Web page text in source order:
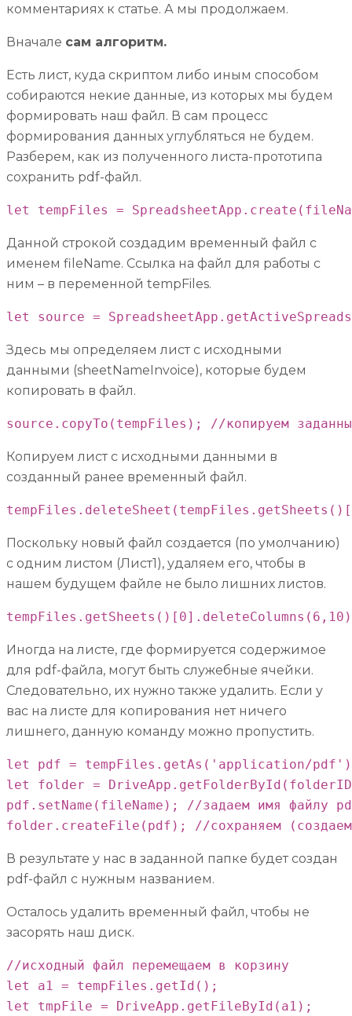
комментариях к статье. А мы продолжаем.
Вначале сам алгоритм.
Есть лист, куда скриптом либо иным способом
собираются некие данные, из которых мы будем
формировать наш файл. В сам процесс
формирования данных углубляться не будем.
Разберем, как из полученного листа-прототипа
сохранить pdf-файл.
let tempFiles =
Данной строкой создадим временный файл с
именем fileName. Ссылка на файл для работы с
ним – в переменной tempFiles.
let source =
Здесь мы определяем лист с исходными
данными (sheetNameInvoice), которые будем
копировать в файл.
source.copyTo(tempFiles); //копируем
Копируем лист с исходными данными в
созданный ранее временный файл.
Поскольку новый файл создается (по умолчанию)
с одним листом (Лист1), удаляем его, чтобы в
нашем будущем файле не было лишних листов.
Иногда на листе, где формируется содержимое
для pdf-файла, могут быть служебные ячейки.
Следовательно, их нужно также удалить. Если у
вас на листе для копирования нет ничего
лишнего, данную команду можно пропустить.
let pdf = tempFiles.getAs('application/pdf');
let folder = DriveApp.getFolderById(folderID);
pdf.setName(fileName); //задаем имя файлу
folder.createFile(pdf); //сохраняем
В результате у нас в заданной папке будет создан
pdf-файл с нужным названием.
Осталось удалить временный файл, чтобы не
засорять наш диск.
//исходный файл перемещаем в корзину
let a1 = tempFiles.getId();
let tmpFile = DriveApp.getFileById(a1);